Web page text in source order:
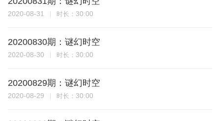
2020-08-31 时长： 30:00
20200830期：谜幻时空
2020-08-30 时长： 30:00
20200829期：谜幻时空
2020-08-29 时长： 30:00